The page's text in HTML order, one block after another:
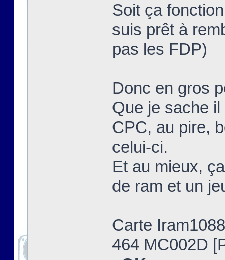
Soit ça
suis prêt à
pas les FDP)
Donc en gros
Que je sache
CPC, au pire,
celui-ci.
Et au mieux,
de ram et un
Carte
464 MC002D